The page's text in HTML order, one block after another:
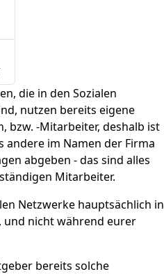
die in den Sozialen
nutzen bereits eigene
bzw. -Mitarbeiter, deshalb ist
andere im Namen der Firma
abgeben - das sind alles
Mitarbeiter.
Netzwerke hauptsächlich in
und nicht während eurer
bereits solche